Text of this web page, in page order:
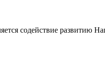
содействие развитию